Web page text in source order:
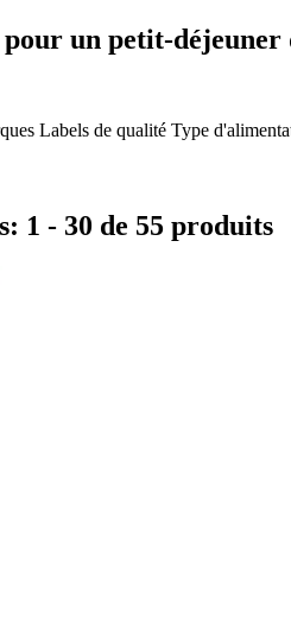
un petit-déjeuner
Labels de qualité Type
1 - 30 de 55 produits